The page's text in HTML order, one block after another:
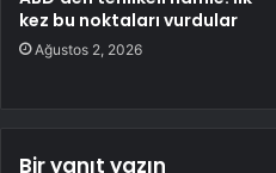
kez bu noktaları vurdular
Ağustos 2, 2026
Bir yanıt yazın